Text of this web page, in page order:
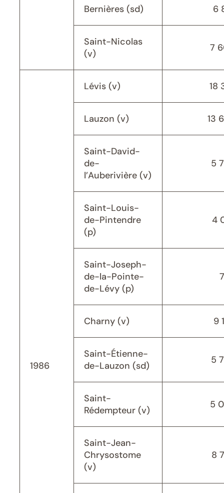
Bernières (sd) 6
Saint-Nicolas
(v)
7
1986
Lévis (v) 18
Lauzon (v) 13
Saint-David-
de-
l’Auberivière (v)
5
Saint-Louis-
de-Pintendre
(p)
4
Saint-Joseph-
de-la-Pointe-
de-Lévy (p)
Charny (v) 9
Saint-Étienne-
de-Lauzon (sd)
5
Saint-
Rédempteur (v)
5
Saint-Jean-
Chrysostome
(v)
8